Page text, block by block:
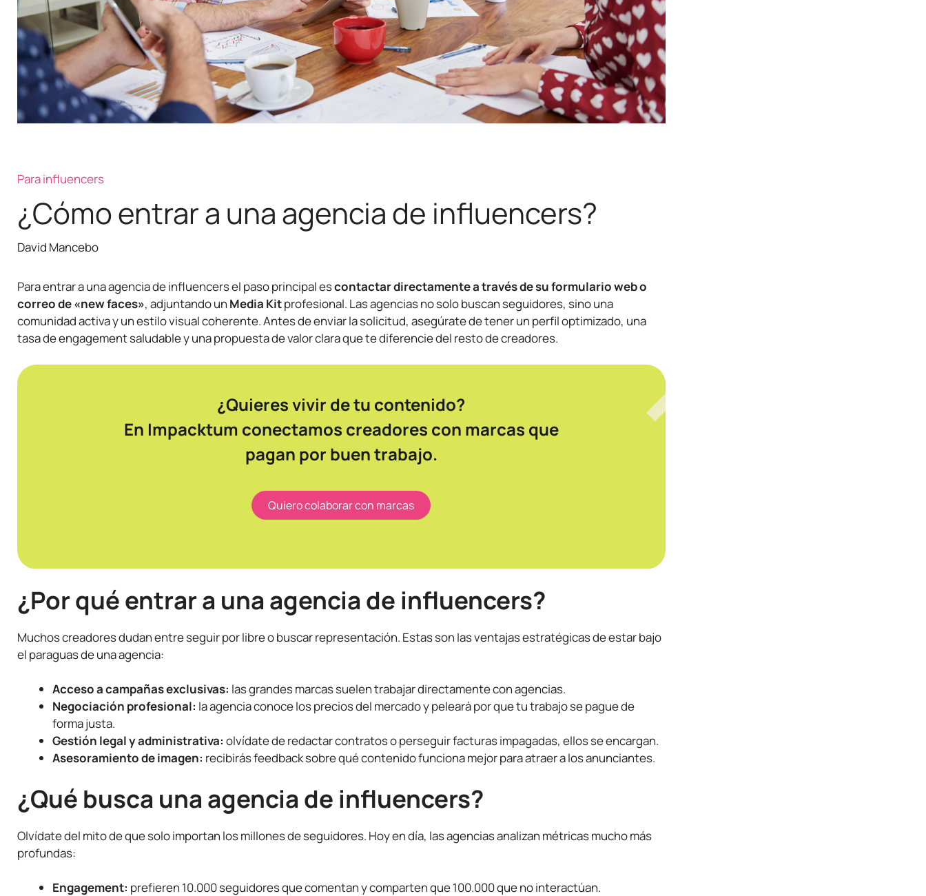
Para influencers
¿Cómo entrar a una agencia de influencers?
David Mancebo
Para entrar a una agencia de influencers el paso principal escontactar directamente a través de su formulario web o
correo de «new faces», adjuntando un Media Kitprofesional. Las agencias no solo buscan seguidores, sino una
comunidad activa y un estilo visual coherente. Antes de enviar la solicitud, asegúrate de tener un perfil optimizado, una
tasa de engagement saludable y una propuesta de valor clara que te diferencie del resto de creadores.
¿Quieres vivir de tu contenido?
En Impacktum conectamos creadores con marcas que
pagan por buen trabajo.
Quiero colaborar con marcas
¿Por qué entrar a una agencia de influencers?
Muchos creadores dudan entre seguir por libre o buscar representación. Estas son las ventajas estratégicas de estar bajo
el paraguas de una agencia:
Acceso a campañas exclusivas: las grandes marcas suelen trabajar directamente con agencias.
Negociación profesional: la agencia conoce los precios del mercado y peleará por que tu trabajo se pague de
forma justa.
Gestión legal y administrativa: olvídate de redactar contratos o perseguir facturas impagadas, ellos se encargan.
Asesoramiento de imagen: recibirás feedback sobre qué contenido funciona mejor para atraer a los anunciantes.
¿Qué busca una agencia de influencers?
Olvídate del mito de que solo importan los millones de seguidores. Hoy en día, las agencias analizan métricas mucho más
profundas:
Engagement: prefieren 10.000 seguidores que comentan y comparten que 100.000 que no interactúan.